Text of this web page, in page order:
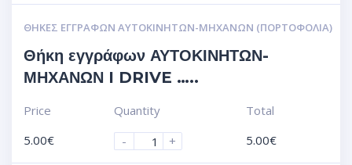
ΘΉΚΕΣ ΕΓΓΡΆΦΩΝ ΑΥΤΟΚΙΝΗΤΩΝ-ΜΗΧΑΝΩΝ (ΠΟΡΤΟΦΌΛΙΑ)
Θήκη εγγράφων ΑΥΤΟΚΙΝΗΤΩΝ-
ΜΗΧΑΝΩΝ I DRIVE …..
Price
5.00€
Quantity
-
+
Total
5.00€